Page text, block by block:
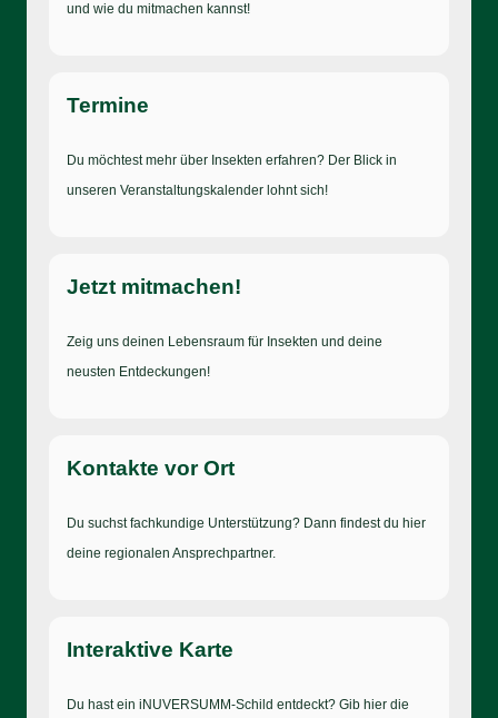
und wie du mitmachen kannst!
Termine
Du möchtest mehr über Insekten erfahren? Der Blick in
unseren Veranstaltungskalender lohnt sich!
Jetzt mitmachen!
Zeig uns deinen Lebensraum für Insekten und deine
neusten Entdeckungen!
Kontakte vor Ort
Du suchst fachkundige Unterstützung? Dann findest du hier
deine regionalen Ansprechpartner.
Interaktive Karte
Du hast ein iNUVERSUMM-Schild entdeckt? Gib hier die